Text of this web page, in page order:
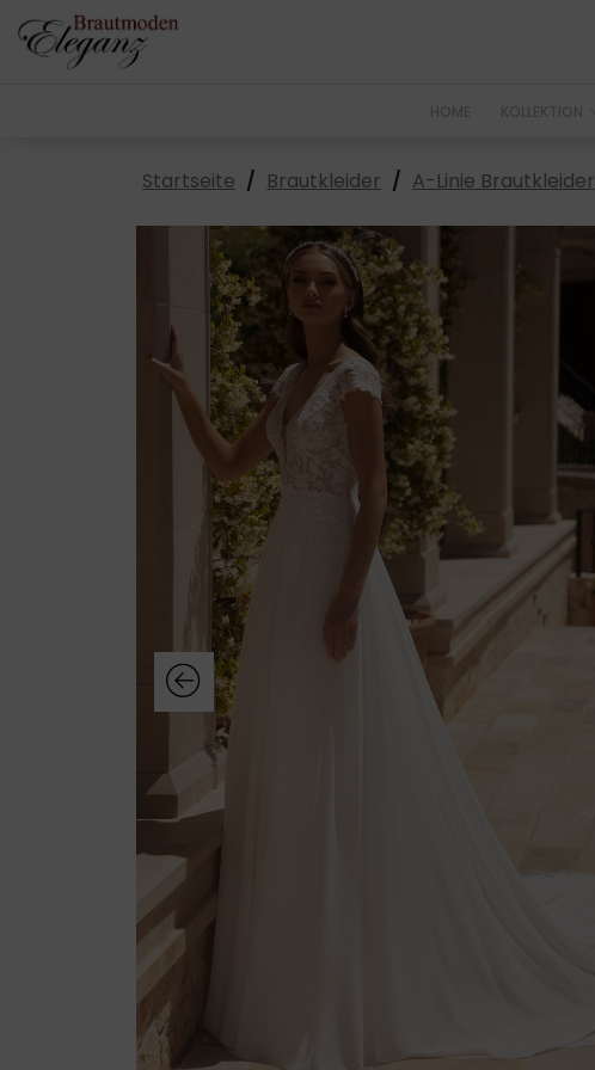
Startseite / Brautkleider / A-Linie Brautkleider